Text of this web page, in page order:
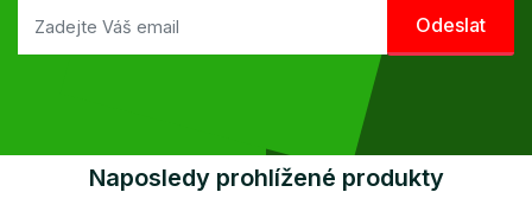
Naposledy prohlížené produkty